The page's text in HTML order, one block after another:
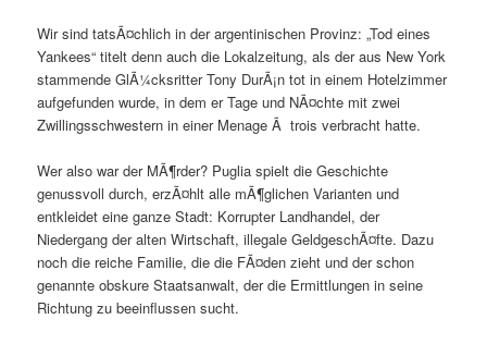
Wir sind tatsÃ¤chlich in der argentinischen Provinz: „Tod eines
Yankees“ titelt denn auch die Lokalzeitung, als der aus New York
stammende GlÃ¼cksritter Tony DurÃ¡n tot in einem Hotelzimmer
aufgefunden wurde, in dem er Tage und NÃ¤chte mit zwei
Zwillingsschwestern in einer Menage Ã trois verbracht hatte.
Wer also war der MÃ¶rder? Puglia spielt die Geschichte
genussvoll durch, erzÃ¤hlt alle mÃ¶glichen Varianten und
entkleidet eine ganze Stadt: Korrupter Landhandel, der
Niedergang der alten Wirtschaft, illegale GeldgeschÃ¤fte. Dazu
noch die reiche Familie, die die FÃ¤den zieht und der schon
genannte obskure Staatsanwalt, der die Ermittlungen in seine
Richtung zu beeinflussen sucht.